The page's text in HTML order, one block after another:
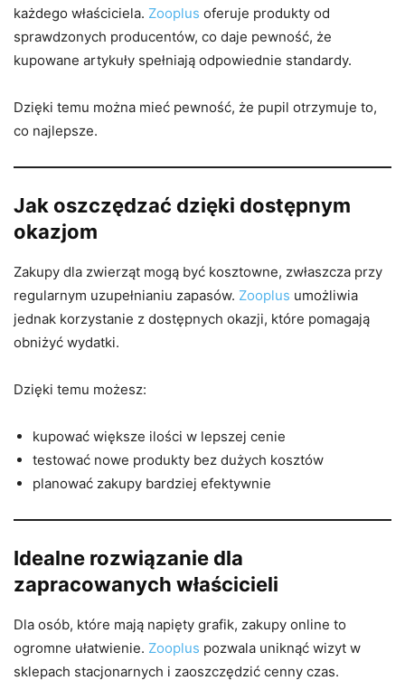
każdego właściciela. Zooplus oferuje produkty od
sprawdzonych producentów, co daje pewność, że
kupowane artykuły spełniają odpowiednie standardy.
Dzięki temu można mieć pewność, że pupil otrzymuje to,
co najlepsze.
Jak oszczędzać dzięki dostępnym
okazjom
Zakupy dla zwierząt mogą być kosztowne, zwłaszcza przy
regularnym uzupełnianiu zapasów. Zooplus umożliwia
jednak korzystanie z dostępnych okazji, które pomagają
obniżyć wydatki.
Dzięki temu możesz:
kupować większe ilości w lepszej cenie
testować nowe produkty bez dużych kosztów
planować zakupy bardziej efektywnie
Idealne rozwiązanie dla
zapracowanych właścicieli
Dla osób, które mają napięty grafik, zakupy online to
ogromne ułatwienie. Zooplus pozwala uniknąć wizyt w
sklepach stacjonarnych i zaoszczędzić cenny czas.